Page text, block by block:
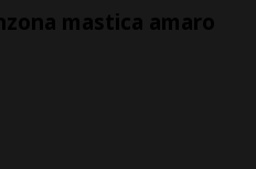
mastica amaro